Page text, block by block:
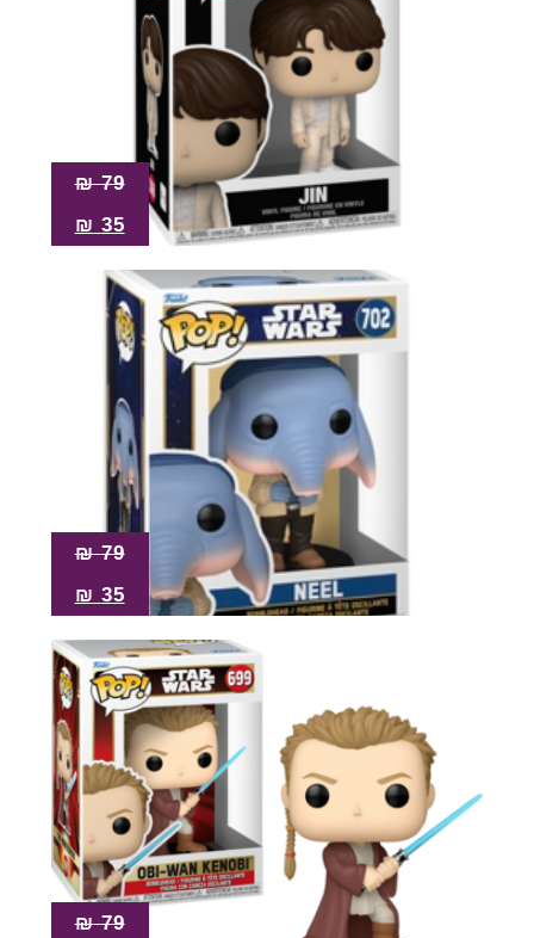
79
₪
35
₪
79
₪
35
₪
79
₪